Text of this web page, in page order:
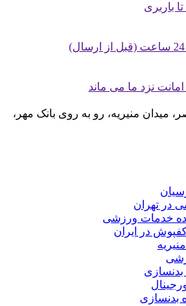
باربری
نزد ما می ماند
میدان منیریه، رو به روی بانک مهر،
در تهران
خدمات ورزشی
در ایران
بدنسازی